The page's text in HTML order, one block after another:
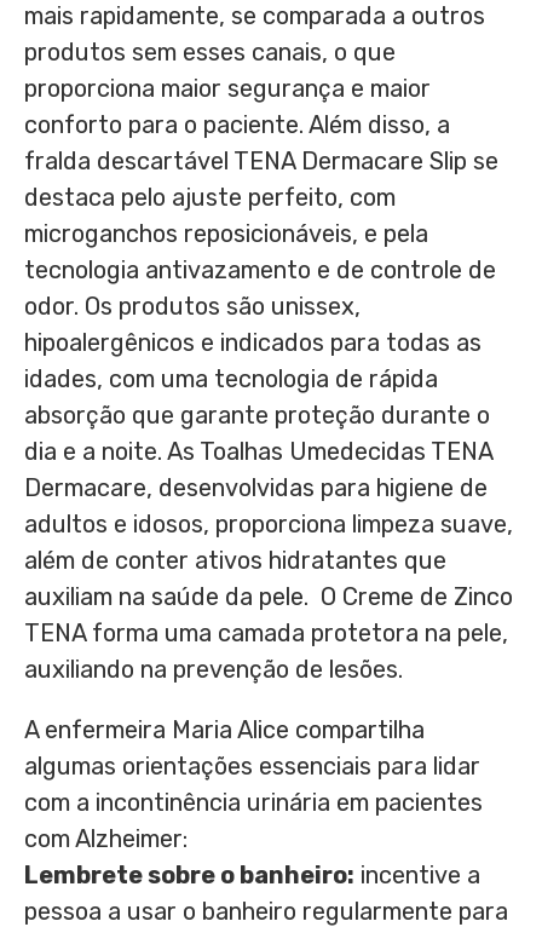
mais rapidamente, se comparada a outros
produtos sem esses canais, o que
proporciona maior segurança e maior
conforto para o paciente. Além disso, a
fralda descartável TENA Dermacare Slip se
destaca pelo ajuste perfeito, com
microganchos reposicionáveis, e pela
tecnologia antivazamento e de controle de
odor. Os produtos são unissex,
hipoalergênicos e indicados para todas as
idades, com uma tecnologia de rápida
absorção que garante proteção durante o
dia e a noite. As Toalhas Umedecidas TENA
Dermacare, desenvolvidas para higiene de
adultos e idosos, proporciona limpeza suave,
além de conter ativos hidratantes que
auxiliam na saúde da pele. O Creme de Zinco
TENA forma uma camada protetora na pele,
auxiliando na prevenção de lesões.
A enfermeira Maria Alice compartilha
algumas orientações essenciais para lidar
com a incontinência urinária em pacientes
com Alzheimer:
Lembrete sobre o banheiro: incentive a
pessoa a usar o banheiro regularmente para